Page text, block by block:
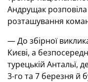
Андрущак
розташування
— До збірної
Києві, а
турецькій Антальї,
3-го та 7 березня й